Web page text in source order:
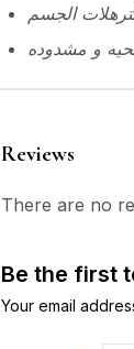
الجسم
و مشدوده
Reviews
There are no
Your email